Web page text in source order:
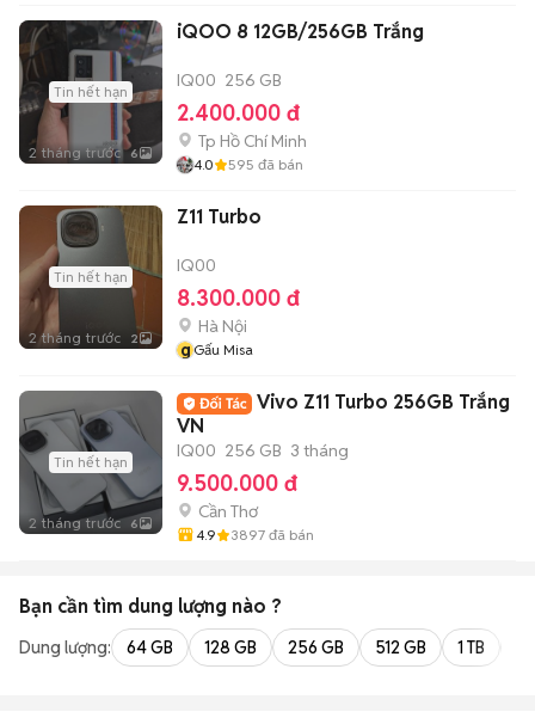
Tin hết hạn
2 tháng trước 6
iQOO 8 12GB/256GB Trắng
IQ00 256 GB
2.400.000 đ
Tp Hồ Chí Minh
4.0 595 đã bán
Tin hết hạn
2 tháng trước 2
Z11 Turbo
IQ00
8.300.000 đ
Hà Nội
gGấu Misa
Tin hết hạn
2 tháng trước 6
Vivo Z11 Turbo 256GB Trắng
VN
IQ00 256 GB 3 tháng
9.500.000 đ
Cần Thơ
4.9 3897 đã bán
Bạn cần tìm dung lượng nào ?
Dung lượng: 64 GB 128 GB 256 GB 512 GB 1 TB